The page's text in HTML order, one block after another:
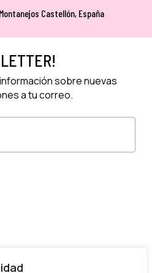
Castellón, España
sobre nuevas
a tu correo.